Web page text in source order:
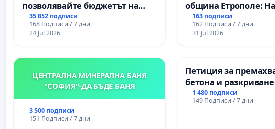
над 5 г. Това би гарантирало правата и на децата, да бъдат
и да се развиват нормално под грижата на своите родители.
Надяваме се нашите искания да бъдат уважени и същите да
Ако сте съпричастни с нас може да ни подкрепите,
позволявайте бюджетът на
Радев да открадне парите и
правата ни в тъмното
35 852 подписи
168 Подписи / 7 дни
24 Jul 2026
община Етрополе:
за ясни гаранции от
МЕД” АД и от
се изпълнят всички
163 подписи
162 Подписи / 7 дни
31 Jul 2026
ЦЕНТРАЛНА МИНЕРАЛНА БАНЯ
"СОФИЯ"-ДА БЪДЕ БАНЯ
3 500 подписи
151 Подписи / 7 дни
Петиция за
бетона и
античното сърце на
Могиланската
1 480 подписи
149 Подписи / 7 дни